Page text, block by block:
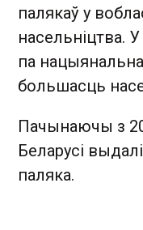
палякаў у
насельніцтва.
па
большасць
Пачынаючы з
Беларусі
паляка.